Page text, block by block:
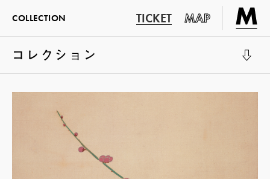
COLLECTION TICKET MAP
コレクション
展示室1